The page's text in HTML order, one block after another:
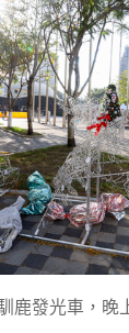
鹿發光車，晚